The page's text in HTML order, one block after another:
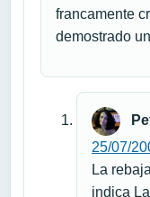
francamente
demostrado
25/07/
La
indica